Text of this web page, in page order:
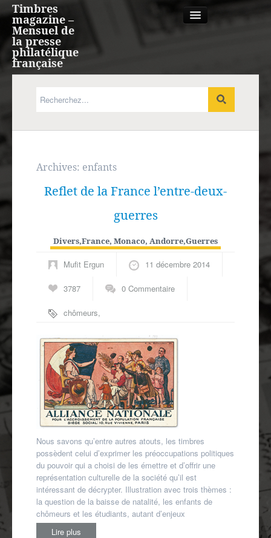
Timbres
magazine –
Mensuel de
la presse
philatélique
française
Expression française
Europe
Agenda
Autres spécialités
Archives: enfants
Reflet de la France l’entre-deux-
guerres
Divers,France, Monaco, Andorre,Guerres
Mufit Ergun 11 décembre 2014
3787 0 Commentaire
chômeurs,
etudiants,
natalité,sur taxe
Nous savons qu’entre autres atouts, les timbres
possèdent celui d’exprimer les préoccupations politiques
du pouvoir qui a choisi de les émettre et d’offrir une
représentation culturelle de la société qu’il est
intéressant de décrypter. Illustration avec trois thèmes :
la question de la baisse de natalité, les enfants de
chômeurs et les étudiants, autant d’enjeux
Lire plus